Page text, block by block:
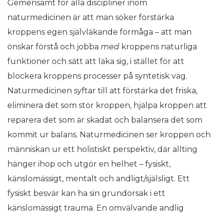
Gemensamt för alla discipliner inom
naturmedicinen är att man söker förstärka
kroppens egen självläkande förmåga – att man
önskar förstå och jobba med kroppens naturliga
funktioner och sätt att läka sig, i stället för att
blockera kroppens processer på syntetisk väg.
Naturmedicinen syftar till att förstärka det friska,
eliminera det som stör kroppen, hjälpa kroppen att
reparera det som är skadat och balansera det som
kommit ur balans. Naturmedicinen ser kroppen och
människan ur ett holistiskt perspektiv, där allting
hänger ihop och utgör en helhet – fysiskt,
känslomässigt, mentalt och andligt/själsligt. Ett
fysiskt besvär kan ha sin grundorsak i ett
känslomässigt trauma. En omvälvande andlig